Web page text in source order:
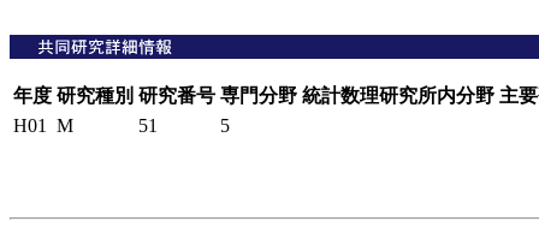
年度 研究種別 研究番号 専門分野 統計数理研究所内分野 主
H01
M 51 5